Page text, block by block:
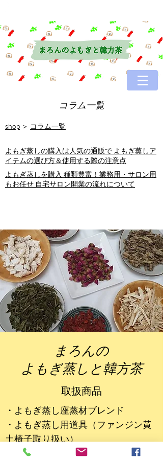
コラム一覧
shop ＞ コラム一覧
よもぎ蒸しの購入は人気の通販で よもぎ蒸しア
イテムの選び方＆使用する際の注意点
よもぎ蒸しを購入 種類豊富！業務用・サロン用
もお任せ 自宅サロン開業の流れについて
まろんの
よもぎ蒸しと韓方茶
​取扱商品
・よもぎ蒸し座蒸材ブレンド
​・よもぎ蒸し用道具（ファンジン黄
土椅子取り扱い）
・韓方茶材料